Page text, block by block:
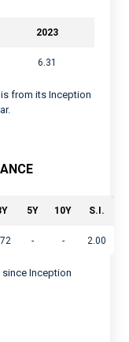
2023
6.31
is from its Inception
5Y 10Y S.I.
- - 2.00
Inception